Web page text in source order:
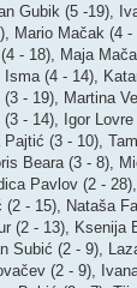
Gubik (5 -19),
Mario Mačak (4
- 18), Maja
(4 - 14),
- 19), Martina
- 14), Igor
(3 - 10),
Beara (3 - 8),
Pavlov (2 -
- 15), Nataša
(2 - 13),
Subić (2 - 9),
(2 - 9),